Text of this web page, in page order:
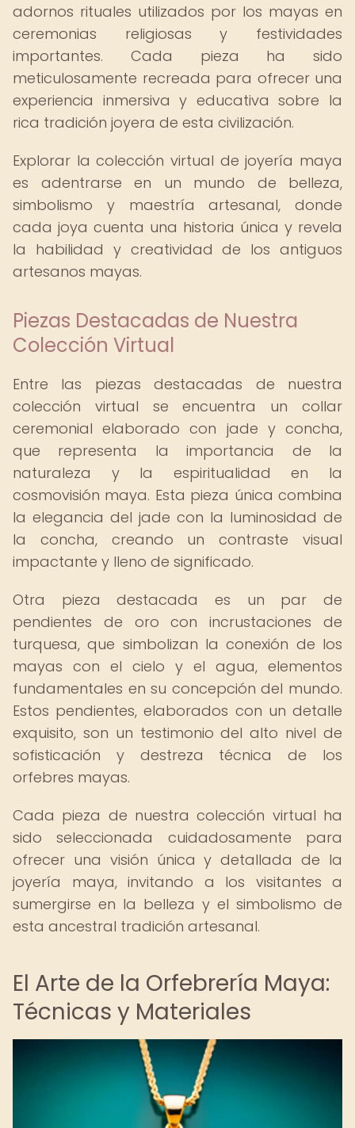
adornos rituales utilizados por los mayas en
ceremonias religiosas y festividades
importantes. Cada pieza ha sido
meticulosamente recreada para ofrecer una
experiencia inmersiva y educativa sobre la
rica tradición joyera de esta civilización.
Explorar la colección virtual de joyería maya
es adentrarse en un mundo de belleza,
simbolismo y maestría artesanal, donde
cada joya cuenta una historia única y revela
la habilidad y creatividad de los antiguos
artesanos mayas.
Piezas Destacadas de Nuestra
Colección Virtual
Entre las piezas destacadas de nuestra
colección virtual se encuentra un collar
ceremonial elaborado con jade y concha,
que representa la importancia de la
naturaleza y la espiritualidad en la
cosmovisión maya. Esta pieza única combina
la elegancia del jade con la luminosidad de
la concha, creando un contraste visual
impactante y lleno de significado.
Otra pieza destacada es un par de
pendientes de oro con incrustaciones de
turquesa, que simbolizan la conexión de los
mayas con el cielo y el agua, elementos
fundamentales en su concepción del mundo.
Estos pendientes, elaborados con un detalle
exquisito, son un testimonio del alto nivel de
sofisticación y destreza técnica de los
orfebres mayas.
Cada pieza de nuestra colección virtual ha
sido seleccionada cuidadosamente para
ofrecer una visión única y detallada de la
joyería maya, invitando a los visitantes a
sumergirse en la belleza y el simbolismo de
esta ancestral tradición artesanal.
El Arte de la Orfebrería Maya:
Técnicas y Materiales